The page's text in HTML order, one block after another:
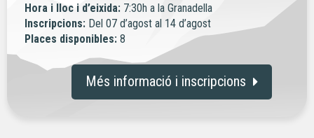
Hora i lloc i d’eixida: 7:30h a la Granadella
Inscripcions: Del 07 d’agost al 14 d’agost
Places disponibles: 8
Més informació i inscripcions